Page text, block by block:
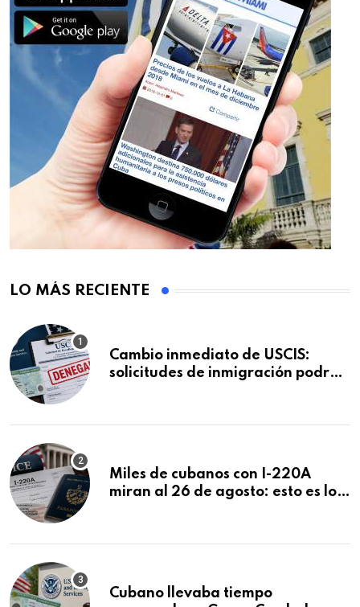
LO MÁS RECIENTE
Cambio inmediato de USCIS:
solicitudes de inmigración podrán
Miles de cubanos con I-220A
miran al 26 de agosto: esto es lo
Cubano llevaba tiempo